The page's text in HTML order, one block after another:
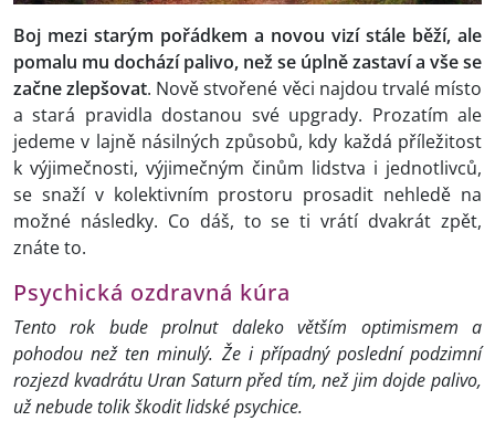
Boj mezi starým pořádkem a novou vizí stále běží, ale
pomalu mu dochází palivo, než se úplně zastaví a vše se
začne zlepšovat. Nově stvořené věci najdou trvalé místo
a stará pravidla dostanou své upgrady. Prozatím ale
jedeme v lajně násilných způsobů, kdy každá příležitost
k výjimečnosti, výjimečným činům lidstva i jednotlivců,
se snaží v kolektivním prostoru prosadit nehledě na
možné následky. Co dáš, to se ti vrátí dvakrát zpět,
znáte to.
Psychická ozdravná kúra
Tento rok bude prolnut daleko větším optimismem a
pohodou než ten minulý. Že i případný poslední podzimní
rozjezd kvadrátu Uran Saturn před tím, než jim dojde palivo,
už nebude tolik škodit lidské psychice.